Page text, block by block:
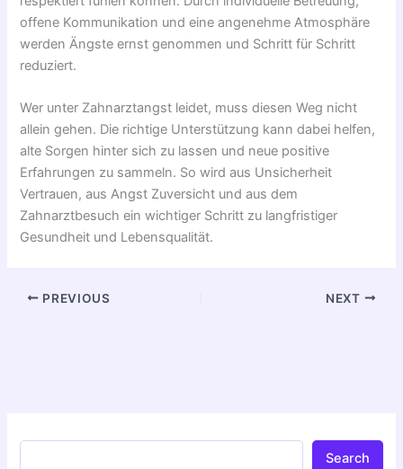
offene Kommunikation und eine angenehme Atmosphäre
werden Ängste ernst genommen und Schritt für Schritt
reduziert.
Wer unter Zahnarztangst leidet, muss diesen Weg nicht
allein gehen. Die richtige Unterstützung kann dabei helfen,
alte Sorgen hinter sich zu lassen und neue positive
Erfahrungen zu sammeln. So wird aus Unsicherheit
Vertrauen, aus Angst Zuversicht und aus dem
Zahnarztbesuch ein wichtiger Schritt zu langfristiger
Gesundheit und Lebensqualität.
PREVIOUS NEXT
Search